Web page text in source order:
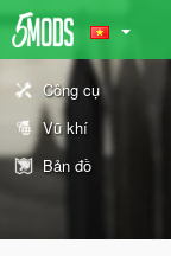
Công cụ
Vũ khí
Bản đồ